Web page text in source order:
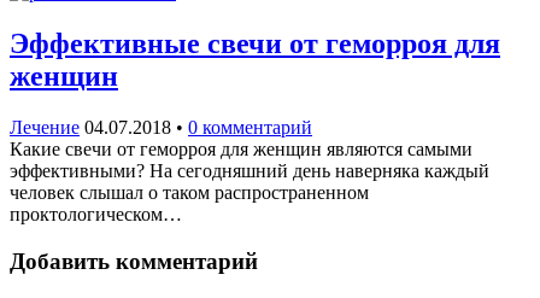
Эффективные свечи от геморроя для
женщин
Лечение 04.07.2018 • 0 комментарий
Какие свечи от геморроя для женщин являются самыми
эффективными? На сегодняшний день наверняка каждый
человек слышал о таком распространенном
проктологическом…
Добавить комментарий